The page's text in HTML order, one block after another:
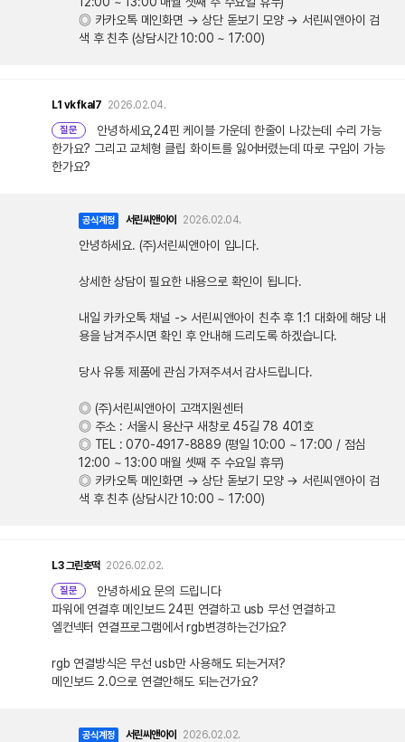
◎ 카카오톡 메인화면 → 상단 돋보기 모양 → 서린씨앤아이 검
색 후 친추 (상담시간 10:00 ~ 17:00)
L1 vkfkal7 2026.02.04.
질문
안녕하세요,24핀 케이블 가운데 한줄이 나갔는데 수리 가능
한가요? 그리고 교체형 클립 화이트를 잃어버렸는데 따로 구입이 가능
한가요?
공식계정 서린씨앤아이 2026.02.04.
안녕하세요. (주)서린씨앤아이 입니다.
상세한 상담이 필요한 내용으로 확인이 됩니다.
내일 카카오톡 채널 -> 서린씨앤아이 친추 후 1:1 대화에 해당 내
용을 남겨주시면 확인 후 안내해 드리도록 하겠습니다.
당사 유통 제품에 관심 가져주셔서 감사드립니다.
◎ (주)서린씨앤아이 고객지원센터
◎ 주소 : 서울시 용산구 새창로 45길 78 401호
◎ TEL : 070-4917-8889 (평일 10:00 ~ 17:00 / 점심
12:00 ~ 13:00 매월 셋째 주 수요일 휴무)
◎ 카카오톡 메인화면 → 상단 돋보기 모양 → 서린씨앤아이 검
색 후 친추 (상담시간 10:00 ~ 17:00)
L3 그린호떡 2026.02.02.
질문
안녕하세요 문의 드립니다
파워에 연결후 메인보드 24핀 연결하고 usb 무선 연결하고
엘컨넥터 연결프로그램에서 rgb변경하는건가요?
rgb 연결방식은 무선 usb만 사용해도 되는거져?
메인보드 2.0으로 연결안해도 되는건가요?
공식계정 서린씨앤아이 2026.02.02.